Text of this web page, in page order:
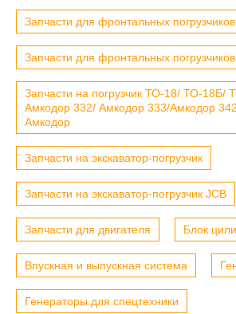
Запчасти для фронтальных
Запчасти для фронтальных
Запчасти на погрузчик ТО-18/ ТО-18Б/
Амкодор 332/ Амкодор 333/Амкодор
Амкодор
Запчасти на экскаватор-погрузчик
Запчасти на экскаватор-погрузчик JCB
Запчасти для двигателя Блок
Впускная и выпускная система
Генераторы для спецтехники